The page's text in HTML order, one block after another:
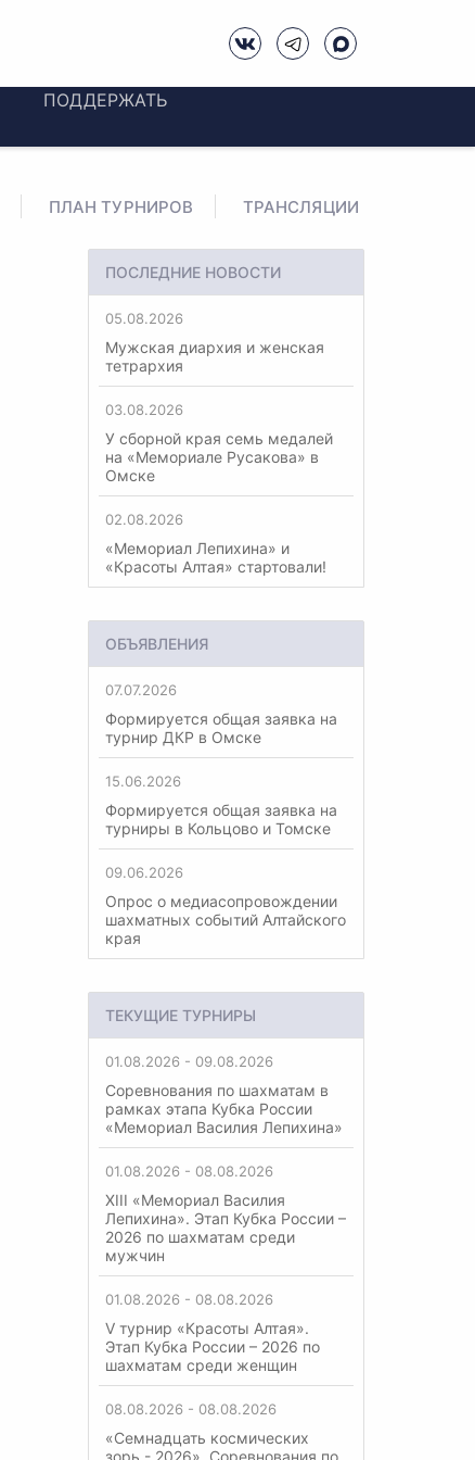
ПОДДЕРЖАТЬ
ПЛАН ТУРНИРОВ ТРАНСЛЯЦИИ
ПОСЛЕДНИЕ НОВОСТИ
05.08.2026
Мужская диархия и женская
тетрархия
03.08.2026
У сборной края семь медалей
на «Мемориале Русакова» в
Омске
02.08.2026
«Мемориал Лепихина» и
«Красоты Алтая» стартовали!
ОБЪЯВЛЕНИЯ
07.07.2026
Формируется общая заявка на
турнир ДКР в Омске
15.06.2026
Формируется общая заявка на
турниры в Кольцово и Томске
09.06.2026
Опрос о медиасопровождении
шахматных событий Алтайского
края
ТЕКУЩИЕ ТУРНИРЫ
01.08.2026 - 09.08.2026
Соревнования по шахматам в
рамках этапа Кубка России
«Мемориал Василия Лепихина»
01.08.2026 - 08.08.2026
XIII «Мемориал Василия
Лепихина». Этап Кубка России –
2026 по шахматам среди
мужчин
01.08.2026 - 08.08.2026
V турнир «Красоты Алтая».
Этап Кубка России – 2026 по
шахматам среди женщин
08.08.2026 - 08.08.2026
«Семнадцать космических
зорь - 2026». Соревнования по